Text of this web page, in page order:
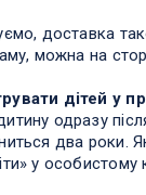
доставка
можна на
дітей у
одразу
два роки.
у особистому